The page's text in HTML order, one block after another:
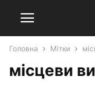
Головна Мітки
місцеви